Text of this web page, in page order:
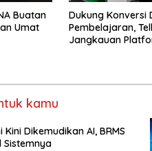
Buatan
Umat
Dukung Konversi
Pembelajaran,
Jangkauan
kamu
Dikemudikan AI, BRMS
Sistemnya